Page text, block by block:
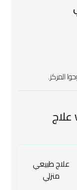
المركز.
مقارنة: مراكز علاج طبيعي vs علاج
علاج طبيعي
منزلي